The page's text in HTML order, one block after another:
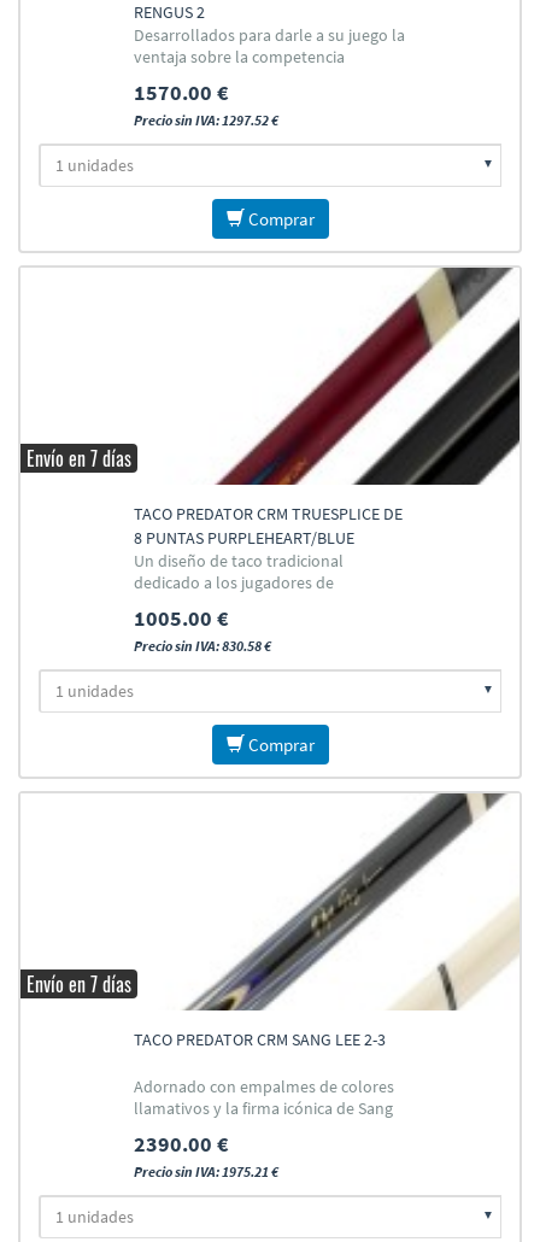
RENGUS 2
Desarrollados para darle a su juego la
ventaja sobre la competencia
1570.00 €
Precio sin IVA: 1297.52 €
Comprar
Envío en 7 días
TACO PREDATOR CRM TRUESPLICE DE
8 PUNTAS PURPLEHEART/BLUE
Un diseño de taco tradicional
dedicado a los jugadores de
1005.00 €
Precio sin IVA: 830.58 €
Comprar
Envío en 7 días
TACO PREDATOR CRM SANG LEE 2-3
Adornado con empalmes de colores
llamativos y la firma icónica de Sang
2390.00 €
Precio sin IVA: 1975.21 €